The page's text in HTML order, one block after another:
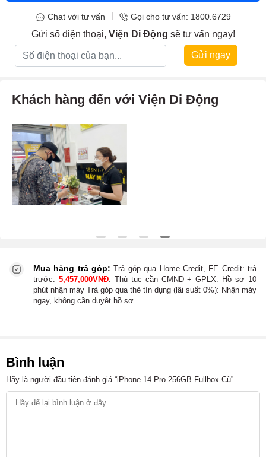
Chat với tư vấn Gọi cho tư vấn: 1800.6729
Gửi số điện thoại, Viện Di Động sẽ tư vấn ngay!
Gửi ngay
Khách hàng đến với Viện Di Động
Mua hàng trả góp:Trả góp qua Home Credit, FE Credit: trả
trước: 5,457,000VNĐ. Thủ tục cần CMND + GPLX. Hồ sơ 10
phút nhận máy Trả góp qua thẻ tín dụng (lãi suất 0%): Nhận máy
ngay, không cần duyệt hồ sơ
Bình luận
Hãy là người đầu tiên đánh giá “iPhone 14 Pro 256GB Fullbox Cũ”